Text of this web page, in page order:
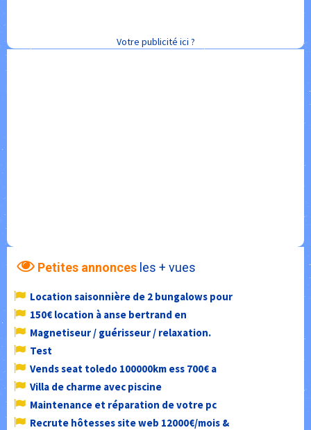
Votre publicité ici ?
Petites annonces les + vues
Location saisonnière de 2 bungalows pour
150€ location à anse bertrand en
Magnetiseur / guérisseur / relaxation.
Test
Vends seat toledo 100000km ess 700€ a
Villa de charme avec piscine
Maintenance et réparation de votre pc
Recrute hôtesses site web 12000€/mois &